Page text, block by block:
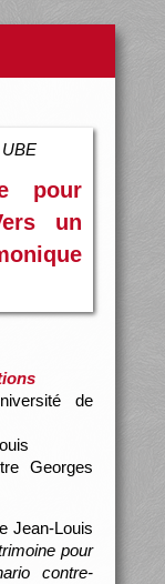
pour
un
de
Georges
Jean-Louis
pour
contre-